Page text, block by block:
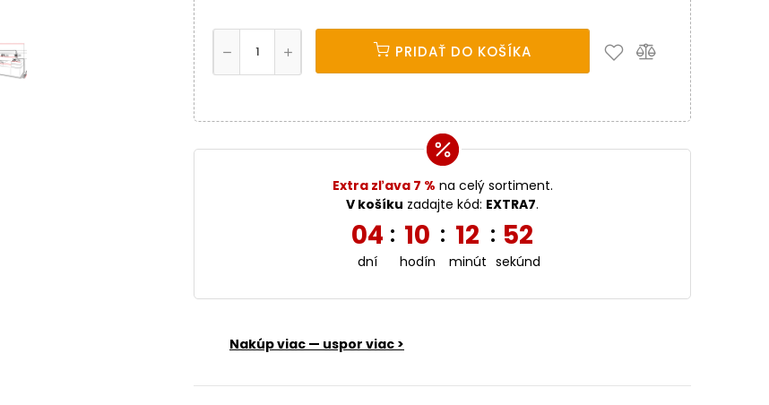
PRIDAŤ DO KOŠÍKA
Extra zľava 7 % na celý sortiment.
V košíku zadajte kód: EXTRA7.
04
dní
: 10
hodín
: 12
minút
: 52
sekúnd
Nakúp viac — uspor viac >